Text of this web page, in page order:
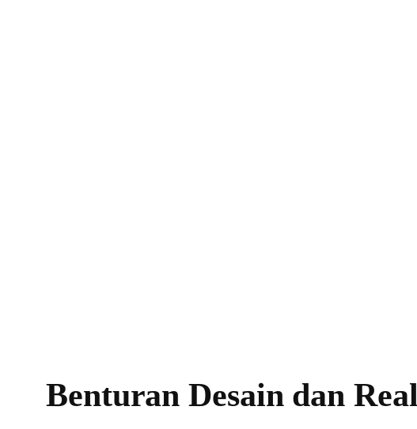
Benturan Desain dan